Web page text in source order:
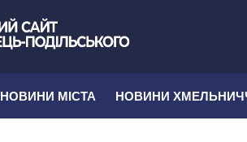
НОВИНИ МІСТА НОВИНИ